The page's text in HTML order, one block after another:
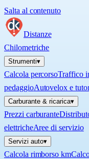
Salta al contenuto
Distanze
Chilometriche
Strumenti▾
Calcola percorsoTraffico
pedaggioAutovelox e
Carburante & ricarica▾
Prezzi carburante
elettricheAree di servizio
Servizi auto▾
Calcola rimborso km